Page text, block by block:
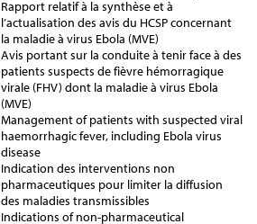
Rapport relatif à la synthèse et à
l’actualisation des avis du HCSP concernant
la maladie à virus Ebola (MVE)
Avis portant sur la conduite à tenir face à des
patients suspects de fièvre hémorragique
virale (FHV) dont la maladie à virus Ebola
(MVE)
Management of patients with suspected viral
haemorrhagic fever, including Ebola virus
disease
Indication des interventions non
pharmaceutiques pour limiter la diffusion
des maladies transmissibles
Indications of non-pharmaceutical